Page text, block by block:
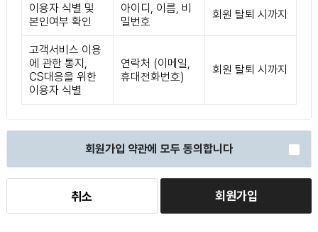
이용자 식별 및
본인여부 확인
아이디, 이름, 비
밀번호
회원 탈퇴 시까지
고객서비스 이용
에 관한 통지,
CS대응을 위한
이용자 식별
연락처 (이메일,
휴대전화번호)
회원 탈퇴 시까지
회원가입 약관에 모두 동의합니다
취소 회원가입